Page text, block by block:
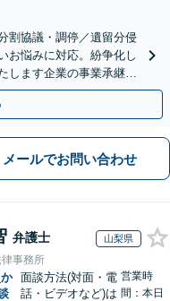
割協議・調停／遺留分侵
お悩みに対応。紛争化し
します企業の事業承継の
【電話相談可】
メールでお問い合わせ
弁護士 山梨県
事務所
か 面談方法(対面・電
話・ビデオなど)は
営業時
間：本日